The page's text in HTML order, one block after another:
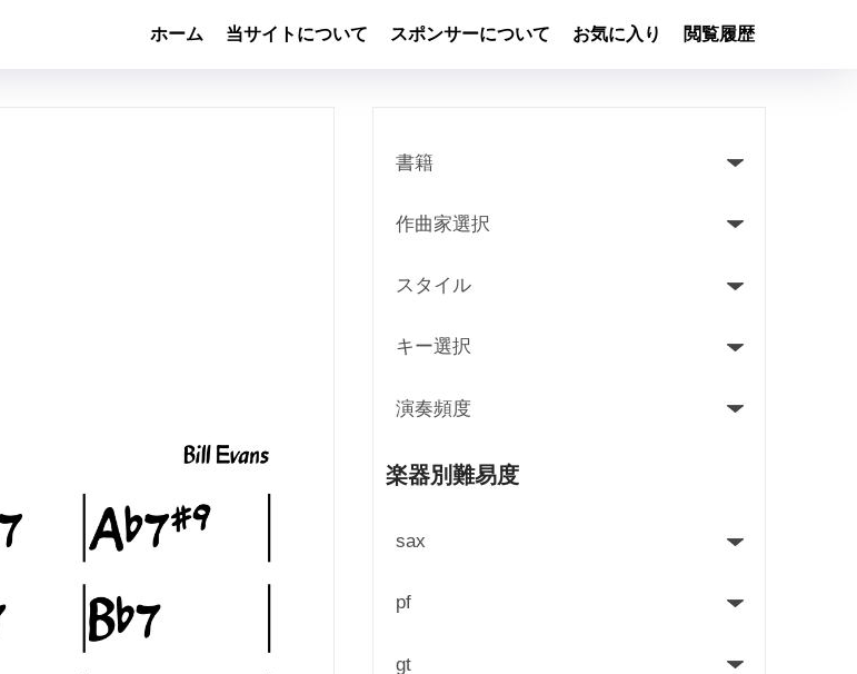
ホーム 当サイトについて スポンサーについて お気に入り 閲覧履歴
楽器別難易度